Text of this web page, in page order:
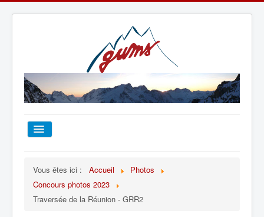
TOUT SUR LE GUMS
Vous êtes ici : Accueil
Photos
Concours photos 2023
Traversée de la Réunion - GRR2